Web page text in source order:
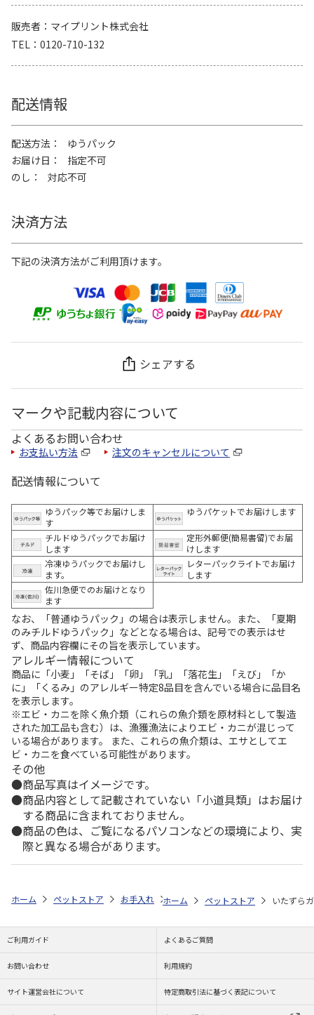
販売者
マイプリント株式会社
TEL
0120-710-132
配送情報
配送方法
ゆうパック
お届け日
指定不可
のし
対応不可
決済方法
下記の決済方法がご利用頂けます。
シェアする
マークや記載内容について
よくあるお問い合わせ
お支払い方法 注文のキャンセルについて
配送情報について
ゆうパック等でお届けしま
す
ゆうパケットでお届けします
チルドゆうパックでお届け
します
定形外郵便(簡易書留)でお届
けします
冷凍ゆうパックでお届けし
ます。
レターパックライトでお届け
します
佐川急便でのお届けとなり
ます
なお、「普通ゆうパック」の場合は表示しません。また、「夏期
のみチルドゆうパック」などとなる場合は、記号での表示はせ
ず、商品内容欄にその旨を表示しています。
アレルギー情報について
商品に「小麦」「そば」「卵」「乳」「落花生」「えび」「か
に」「くるみ」のアレルギー特定8品目を含んでいる場合に品目名
を表示します。
※エビ・カニを除く魚介類（これらの魚介類を原材料として製造
された加工品も含む）は、漁獲漁法によりエビ・カニが混じって
いる場合があります。 また、これらの魚介類は、エサとしてエ
ビ・カニを食べている可能性があります。
その他
商品写真はイメージです。
商品内容として記載されていない「小道具類」はお届け
する商品に含まれておりません。
商品の色は、ご覧になるパソコンなどの環境により、実
際と異なる場合があります。
ホーム ペットストア お手入れ しつけ用品（猫用） いたずらガ
ホーム ペットストア いたずら
ご利用ガイド よくあるご質問
お問い合わせ 利用規約
サイト運営会社について 特定商取引法に基づく表記について